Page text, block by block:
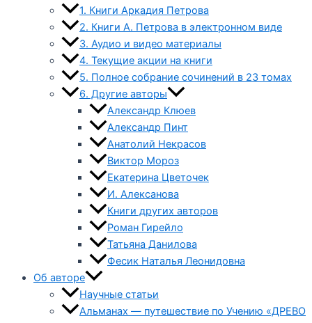
1. Книги Аркадия Петрова
2. Книги А. Петрова в электронном виде
3. Аудио и видео материалы
4. Текущие акции на книги
5. Полное собрание сочинений в 23 томах
6. Другие авторы
Александр Клюев
Александр Пинт
Анатолий Некрасов
Виктор Мороз
Екатерина Цветочек
И. Алексанова
Книги других авторов
Роман Гирейло
Татьяна Данилова
Фесик Наталья Леонидовна
Об авторе
Научные статьи
Альманах — путешествие по Учению «ДРЕВО